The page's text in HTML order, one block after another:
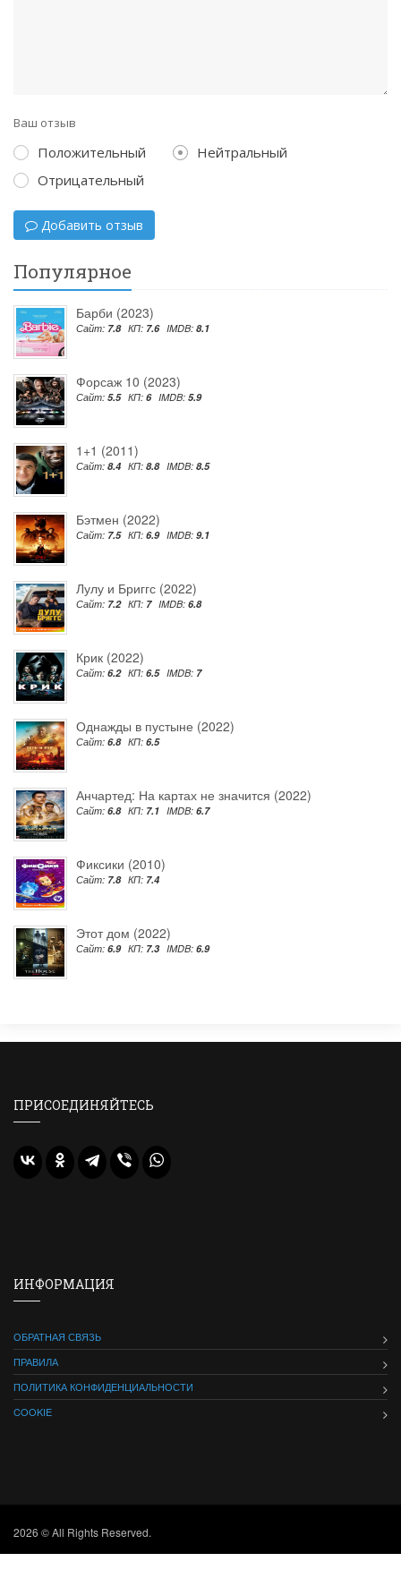
Ваш отзыв
Положительный
Нейтральный
Отрицательный
Добавить отзыв
Популярное
Барби (2023)
Сайт: 7.8 КП: 7.6 IMDB: 8.1
Форсаж 10 (2023)
Сайт: 5.5 КП: 6 IMDB: 5.9
1+1 (2011)
Сайт: 8.4 КП: 8.8 IMDB: 8.5
Бэтмен (2022)
Сайт: 7.5 КП: 6.9 IMDB: 9.1
Лулу и Бриггс (2022)
Сайт: 7.2 КП: 7 IMDB: 6.8
Крик (2022)
Сайт: 6.2 КП: 6.5 IMDB: 7
Однажды в пустыне (2022)
Сайт: 6.8 КП: 6.5
Анчартед: На картах не значится (2022)
Сайт: 6.8 КП: 7.1 IMDB: 6.7
Фиксики (2010)
Сайт: 7.8 КП: 7.4
Этот дом (2022)
Сайт: 6.9 КП: 7.3 IMDB: 6.9
ПРИСОЕДИНЯЙТЕСЬ
ИНФОРМАЦИЯ
ОБРАТНАЯ СВЯЗЬ
ПРАВИЛА
ПОЛИТИКА КОНФИДЕНЦИАЛЬНОСТИ
COOKIE
2026 © All Rights Reserved.